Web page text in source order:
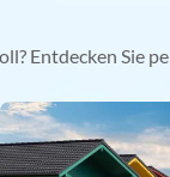
Entdecken Sie